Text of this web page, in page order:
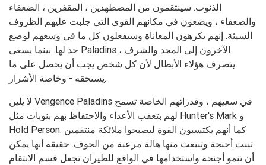
الذنوب. سينتقمون من المضطهدين ، المقفرين ، الضعفاء
والضعفاء ، ويضعون في مكانهم القوى التي جلبت عليهم الظروف
السيئة. إنهم يكرهون المعاناة وسيفعلون كل ما في وسعهم لوضع
حد لها. بينما يسعى Paladins الآخرون إلى المجد والشرف ،
يتصرف هؤلاء الأبطال لأن كل شخص يجب أن يحصل على ما
يستحقه - وخاصة الأشرار.
لا يلين Vengence Paladins في سعيهم ، وقدراتهم الخاصة تسمح
لهم بتعقب الأعداء والاحتفاظ بهم بنوبات مثل Hunter's Mark و
Hold Person. كما أنهم يكتسبون القوة ليصبحوا ملائكة منتقمين
تنبت أجنحة وتنبعث منها هالة مرعبة من الخوف. حقيقة أنها يمكن
أن تنمو أجنحة واستخدامها في الواقع للطيران تجعل قسم الانتقام